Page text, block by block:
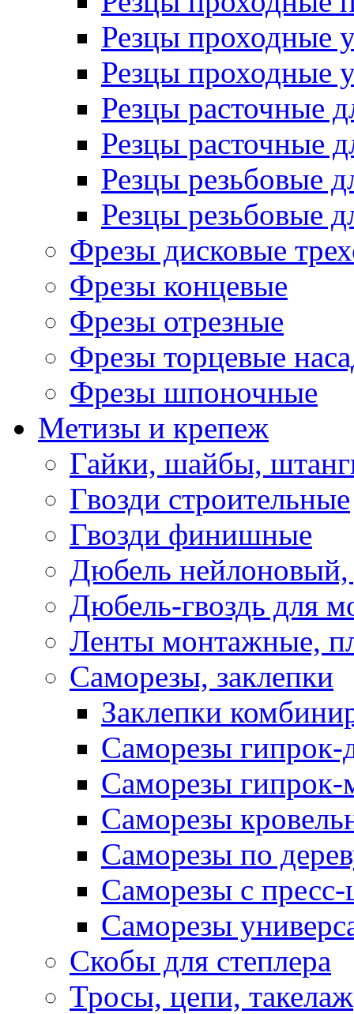
Резцы проходные
Резцы проходные
Резцы расточные
Резцы расточные
Резцы резьбовые
Резцы резьбовые
Фрезы дисковые
Фрезы концевые
Фрезы отрезные
Фрезы торцевые
Фрезы шпоночные
Метизы и крепеж
Гайки, шайбы,
Гвозди строительные
Гвозди финишные
Дюбель нейлоновый,
Дюбель-гвоздь для
Ленты монтажные,
Саморезы, заклепки
Заклепки
Саморезы гипрок-
Саморезы гипрок-
Саморезы
Саморезы по
Саморезы с
Саморезы
Скобы для степлера
Тросы, цепи, такелаж